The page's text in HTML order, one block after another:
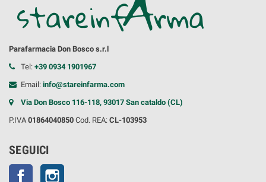
Parafarmacia Don Bosco s.r.l
Tel: +39 0934 1901967
Email: info@stareinfarma.com
Via Don Bosco 116-118, 93017 San cataldo (CL)
P.IVA 01864040850 Cod. REA: CL-103953
SEGUICI
Facebook